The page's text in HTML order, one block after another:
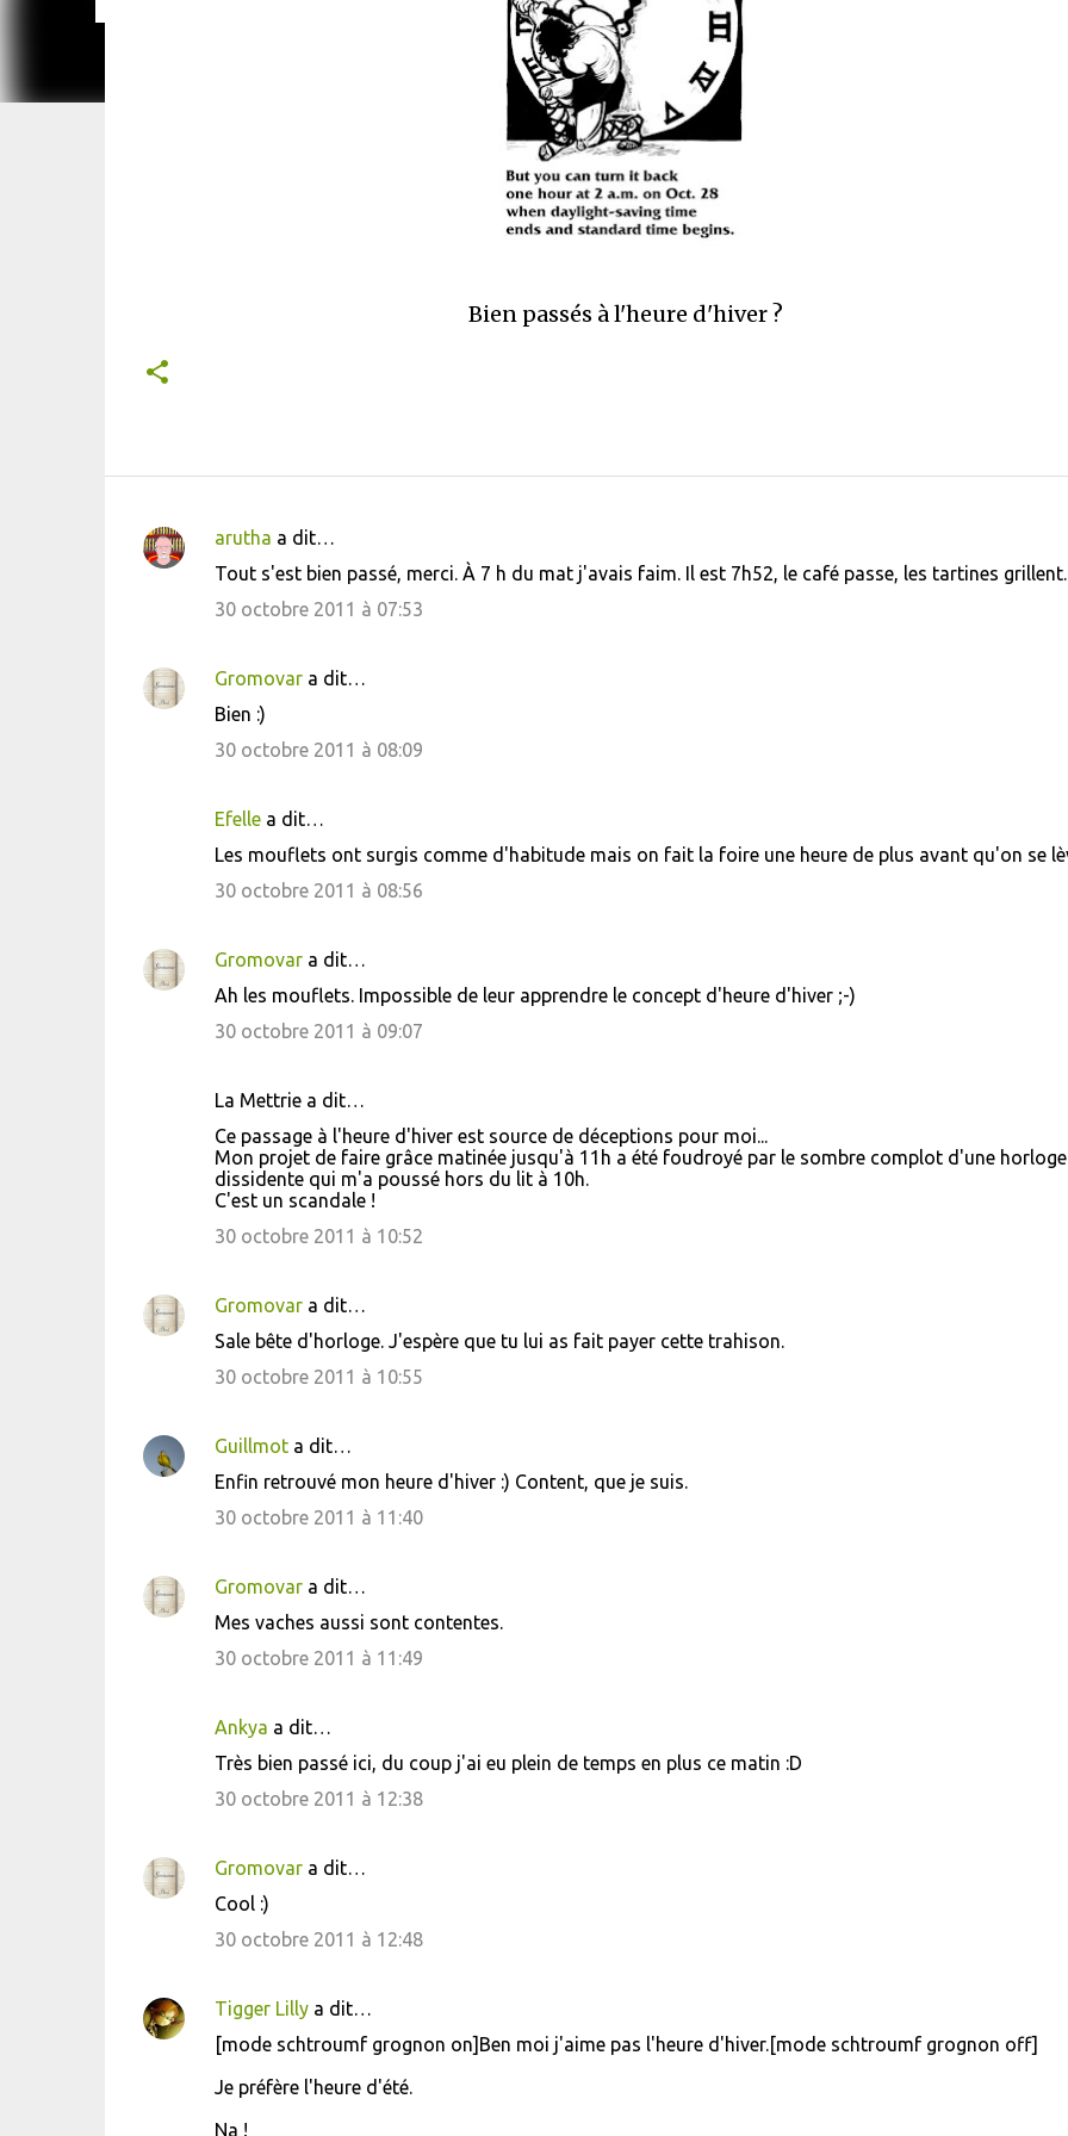
Bien passés à l'heure d'hiver ?
C
e
arutha a dit…
Tout s'est bien passé, merci. À 7 h du mat j'avais faim. Il est 7h52, le café passe, les tartines grillent.
30 octobre 2011 à 07:53
Gromovara dit…
Bien :)
30 octobre 2011 à 08:09
Efellea dit…
Les mouflets ont surgis comme d'habitude mais on fait la foire une heure de plus avant qu'on se
30 octobre 2011 à 08:56
Gromovara dit…
Ah les mouflets. Impossible de leur apprendre le concept d'heure d'hiver ;-)
30 octobre 2011 à 09:07
La Mettrie a dit…
Ce passage à l'heure d'hiver est source de déceptions pour moi...
Mon projet de faire grâce matinée jusqu'à 11h a été foudroyé par le sombre complot d'une horloge
dissidente qui m'a poussé hors du lit à 10h.
C'est un scandale !
30 octobre 2011 à 10:52
Gromovara dit…
Sale bête d'horloge. J'espère que tu lui as fait payer cette trahison.
30 octobre 2011 à 10:55
Guillmota dit…
Enfin retrouvé mon heure d'hiver :) Content, que je suis.
30 octobre 2011 à 11:40
Gromovara dit…
Mes vaches aussi sont contentes.
30 octobre 2011 à 11:49
Ankya a dit…
Très bien passé ici, du coup j'ai eu plein de temps en plus ce matin :D
30 octobre 2011 à 12:38
Gromovara dit…
Cool :)
30 octobre 2011 à 12:48
Tigger Lillya dit…
[mode schtroumf grognon on]Ben moi j'aime pas l'heure d'hiver.[mode schtroumf grognon off]
Je préfère l'heure d'été.
Na !